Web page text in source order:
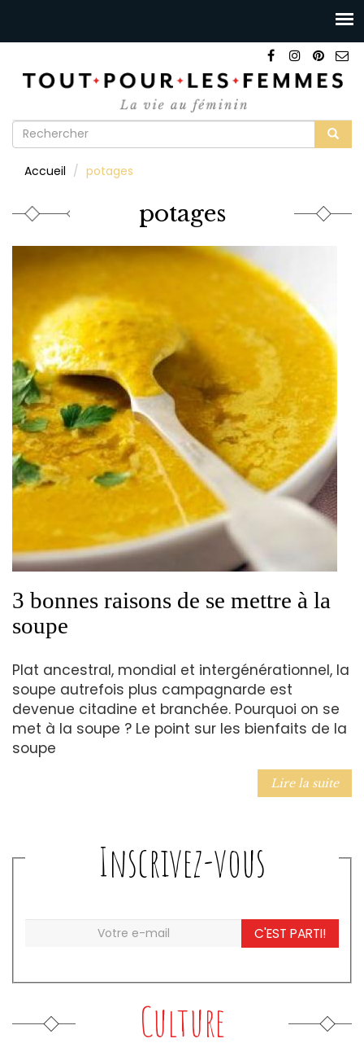
Formulaire
recherche
Accueil potages
potages
3 bonnes raisons de se mettre à la
soupe
Plat ancestral, mondial et intergénérationnel, la
soupe autrefois plus campagnarde est
devenue citadine et branchée. Pourquoi on se
met à la soupe ? Le point sur les bienfaits de la
soupe
Lire la suite
Inscrivez-vous
C'EST PARTI!
Culture